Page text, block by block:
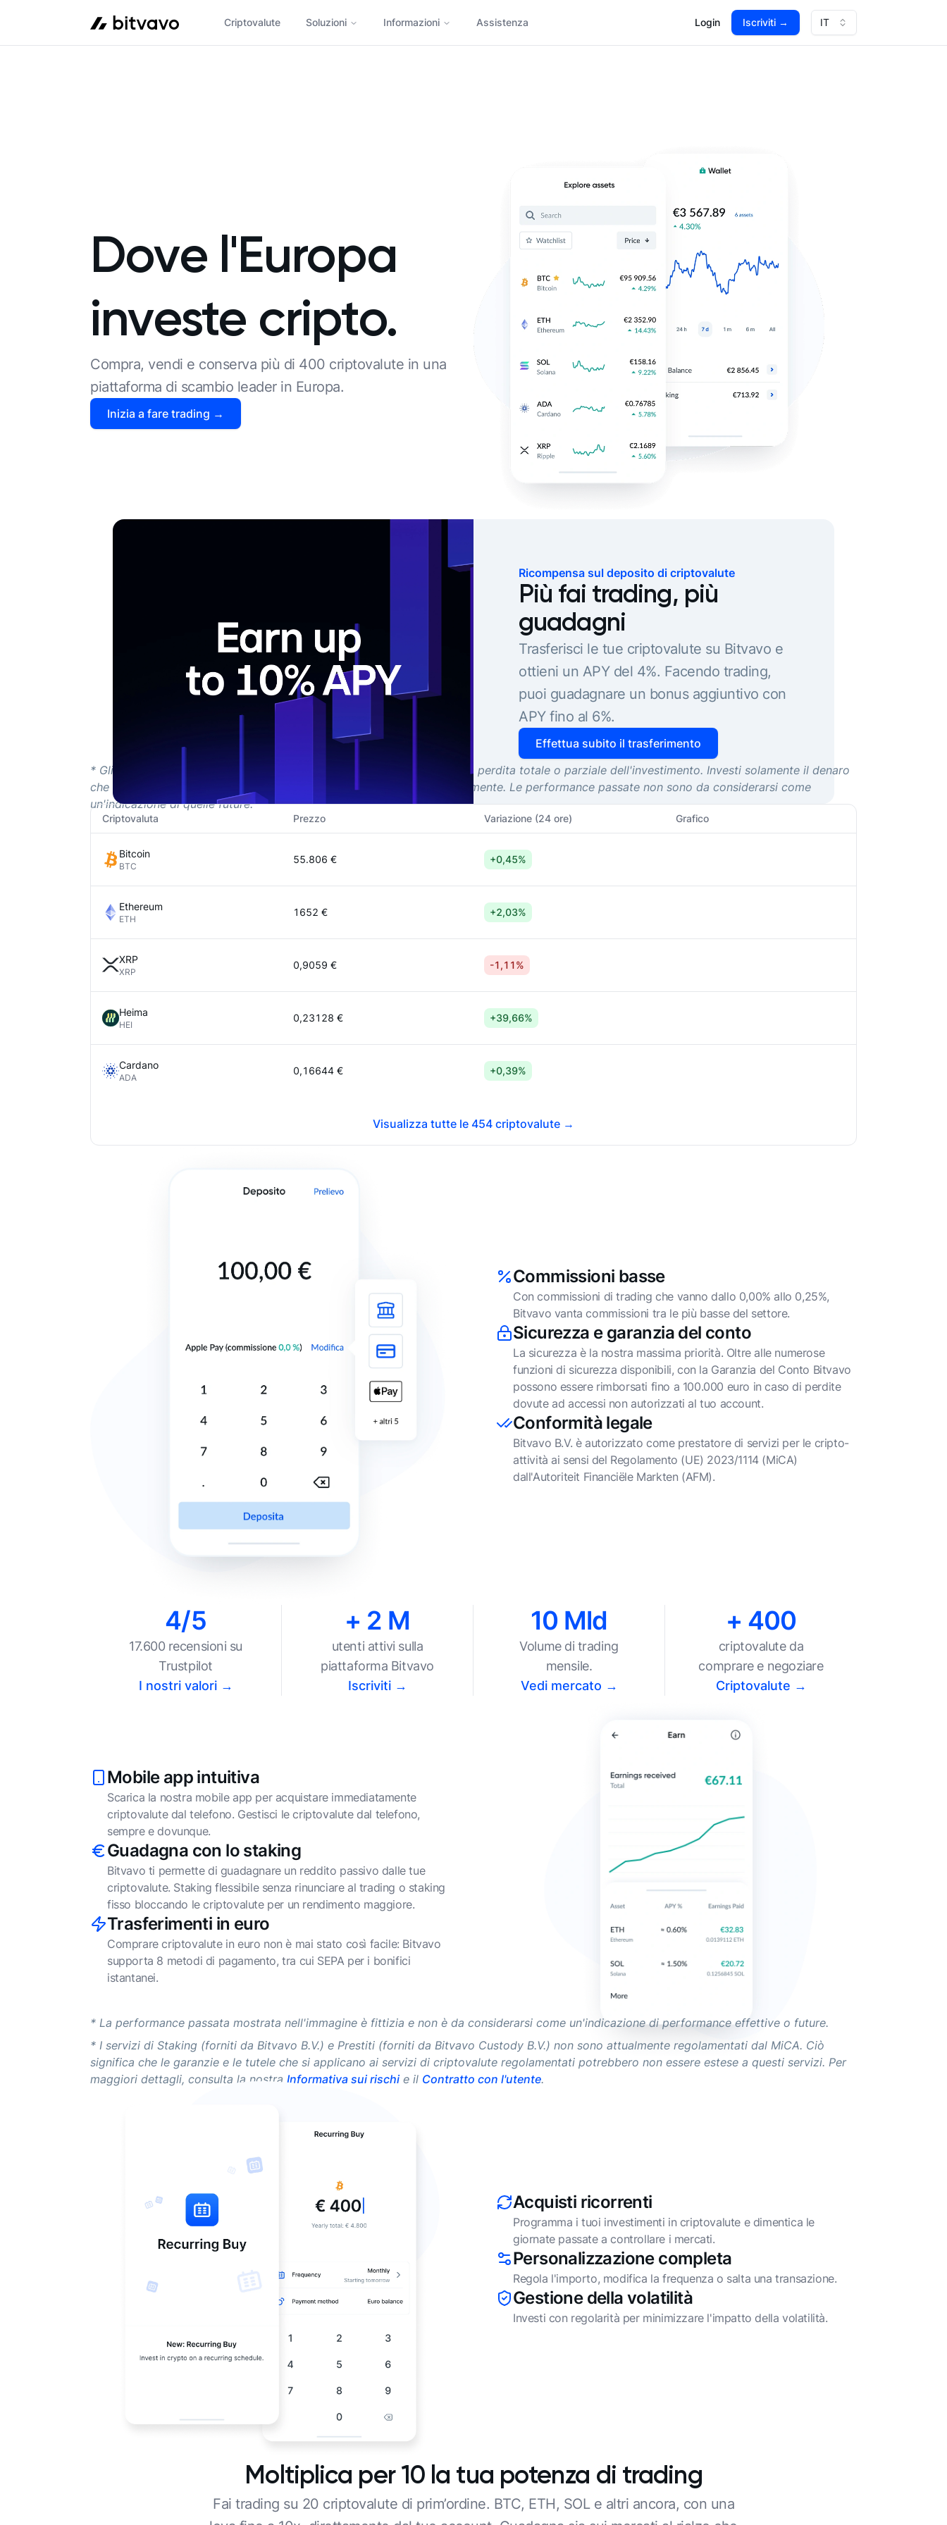
Criptovalute Soluzioni Informazioni Assistenza Login Iscriviti → IT
Dove l'Europa
investe cripto.
Compra, vendi e conserva più di 400 criptovalute in una
piattaforma di scambio leader in Europa.
Inizia a fare trading →
Ricompensa sul deposito di criptovalute
Più fai trading, più
guadagni
Trasferisci le tue criptovalute su Bitvavo e
ottieni un APY del 4%. Facendo trading,
puoi guadagnare un bonus aggiuntivo con
APY fino al 6%.
Effettua subito il trasferimento
* Gli strumenti digitali sono molto volatili e investirvi può comportare la perdita totale o parziale dell'investimento. Investi solamente il denaro
che puoi permetterti di perdere. Svolgi sempre le tue ricerche personalmente. Le performance passate non sono da considerarsi come
un'indicazione di quelle future.
Visualizza tutte le 454 criptovalute →
Criptovaluta Prezzo Variazione (24 ore) Grafico
Bitcoin
BTC
55.806 € +0,45%
Ethereum
ETH
1652 € +2,03%
XRP
XRP
0,9059 € -1,11%
Heima
HEI
0,23128 € +39,66%
Cardano
ADA
0,16644 € +0,39%
Commissioni basse
Con commissioni di trading che vanno dallo 0,00% allo 0,25%,
Bitvavo vanta commissioni tra le più basse del settore.
Sicurezza e garanzia del conto
La sicurezza è la nostra massima priorità. Oltre alle numerose
funzioni di sicurezza disponibili, con la Garanzia del Conto Bitvavo
possono essere rimborsati fino a 100.000 euro in caso di perdite
dovute ad accessi non autorizzati al tuo account.
Conformità legale
Bitvavo B.V. è autorizzato come prestatore di servizi per le cripto-
attività ai sensi del Regolamento (UE) 2023/1114 (MiCA)
dall'Autoriteit Financiële Markten (AFM).
4/5
17.600 recensioni su
Trustpilot
I nostri valori →
+ 2 M
utenti attivi sulla
piattaforma Bitvavo
Iscriviti →
10 Mld
Volume di trading
mensile.
Vedi mercato →
+ 400
criptovalute da
comprare e negoziare
Criptovalute →
Mobile app intuitiva
Scarica la nostra mobile app per acquistare immediatamente
criptovalute dal telefono. Gestisci le criptovalute dal telefono,
sempre e dovunque.
Guadagna con lo staking
Bitvavo ti permette di guadagnare un reddito passivo dalle tue
criptovalute. Staking flessibile senza rinunciare al trading o staking
fisso bloccando le criptovalute per un rendimento maggiore.
Trasferimenti in euro
Comprare criptovalute in euro non è mai stato così facile: Bitvavo
supporta 8 metodi di pagamento, tra cui SEPA per i bonifici
istantanei.
* La performance passata mostrata nell'immagine è fittizia e non è da considerarsi come un'indicazione di performance effettive o future.
* I servizi di Staking (forniti da Bitvavo B.V.) e Prestiti (forniti da Bitvavo Custody B.V.) non sono attualmente regolamentati dal MiCA. Ciò
significa che le garanzie e le tutele che si applicano ai servizi di criptovalute regolamentati potrebbero non essere estese a questi servizi. Per
maggiori dettagli, consulta la nostra Informativa sui rischi e il Contratto con l'utente.
Acquisti ricorrenti
Programma i tuoi investimenti in criptovalute e dimentica le
giornate passate a controllare i mercati.
Personalizzazione completa
Regola l'importo, modifica la frequenza o salta una transazione.
Gestione della volatilità
Investi con regolarità per minimizzare l'impatto della volatilità.
Moltiplica per 10 la tua potenza di trading
Fai trading su 20 criptovalute di prim’ordine. BTC, ETH, SOL e altri ancora, con una